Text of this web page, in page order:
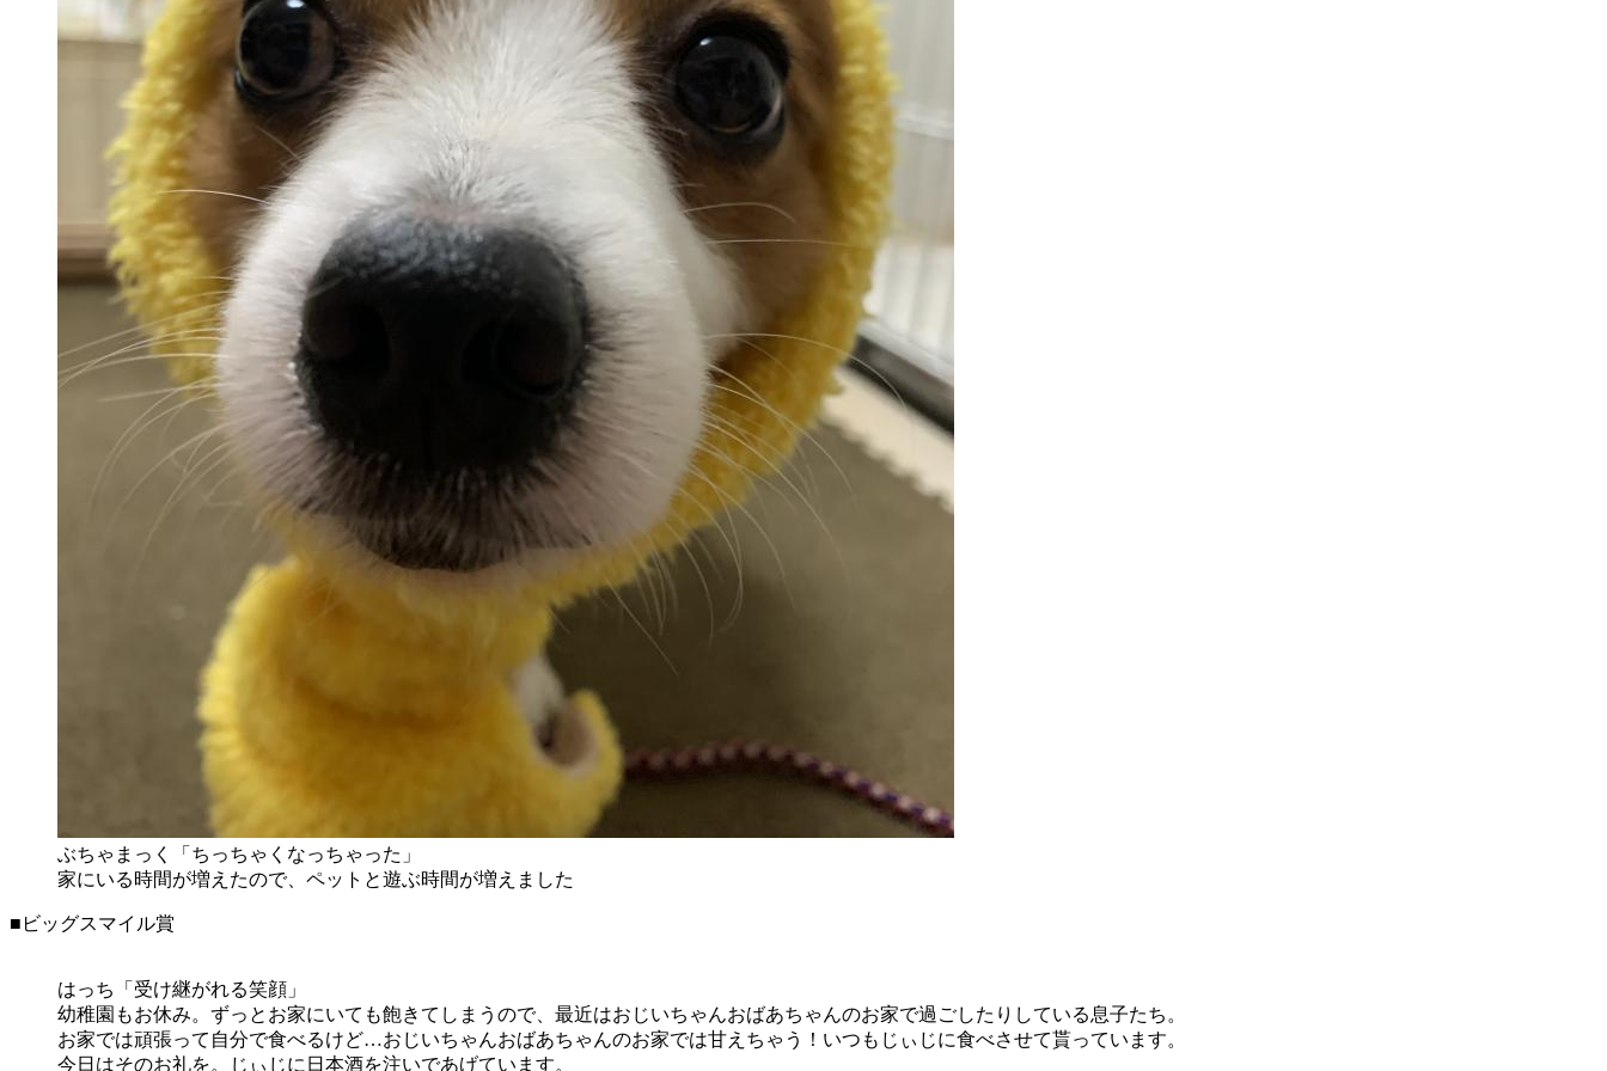
ぶちゃまっく「ちっちゃくなっちゃった」
家にいる時間が増えたので、ペットと遊ぶ時間が増えました
■ビッグスマイル賞
はっち「受け継がれる笑顔」
幼稚園もお休み。ずっとお家にいても飽きてしまうので、最近はおじいちゃんおばあちゃんのお家で過ごしたりしている息子たち。
お家では頑張って自分で食べるけど…おじいちゃんおばあちゃんのお家では甘えちゃう！いつもじぃじに食べさせて貰っています。
今日はそのお礼を。じぃじに日本酒を注いであげています。